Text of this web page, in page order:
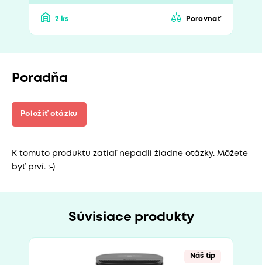
2 ks Porovnať
Poradňa
Položiť otázku
K tomuto produktu zatiaľ nepadli žiadne otázky. Môžete
byť prví. :-)
Súvisiace produkty
Náš tip